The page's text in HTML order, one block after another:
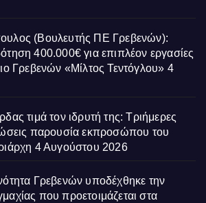
(Βουλευτής ΠΕ Γρεβενών):
400.000€ για επιπλέον εργασίες
Γρεβενών «Μίλτος Τεντόγλου» 4
τιμά τον ιδρυτή της: Τριήμερες
παρουσία εκπροσώπου του
4 Αυγούστου 2026
Γρεβενών υποδέχθηκε την
που προετοιμάζεται στα